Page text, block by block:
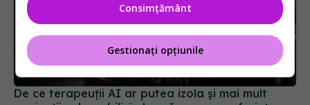
De ce terapeuții AI ar putea izola și mai mult
pacienții vulnerabili, în loc să ușureze suferința
02 apr 2025, 23:02
Consimțământ
Gestionați opțiunile